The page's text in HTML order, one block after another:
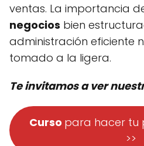
ventas. La importancia
negocios bien
administración eficiente
tomado a la ligera.
Te invitamos a ver
Curso para hacer tu
>>